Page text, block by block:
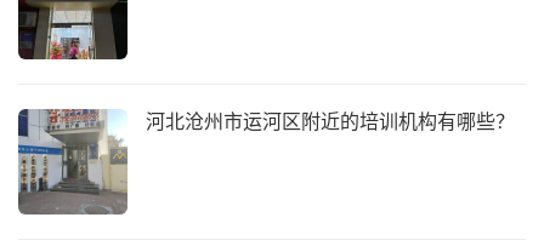
河北沧州市运河区附近的培训机构有哪些？